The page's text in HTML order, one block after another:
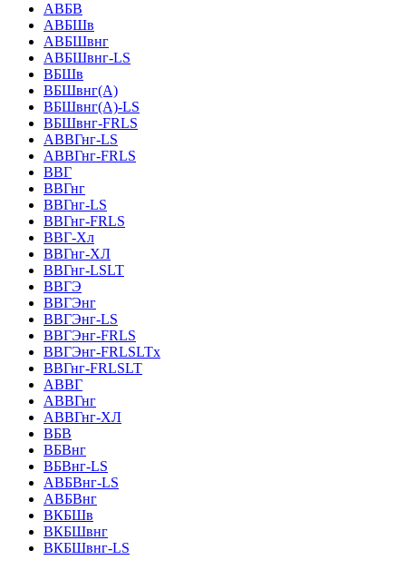
АВБВ
АВБШв
АВБШвнг
АВБШвнг-LS
ВБШв
ВБШвнг(A)
ВБШвнг(А)-LS
ВБШвнг-FRLS
АВВГнг-LS
АВВГнг-FRLS
ВВГ
ВВГнг
ВВГнг-LS
ВВГнг-FRLS
ВВГ-Хл
ВВГнг-ХЛ
ВВГнг-LSLT
ВВГЭ
ВВГЭнг
ВВГЭнг-LS
ВВГЭнг-FRLS
ВВГЭнг-FRLSLTх
ВВГнг-FRLSLT
АВВГ
АВВГнг
АВВГнг-ХЛ
ВБВ
ВБВнг
ВБВнг-LS
АВБВнг-LS
АВБВнг
ВКБШв
ВКБШвнг
ВКБШвнг-LS